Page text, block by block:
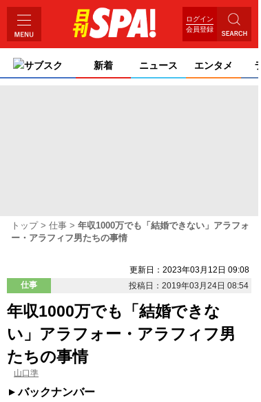
ログイン
会員登録
サブスク 新着 ニュース エンタメ
トップ 仕事
年収1000万でも「結婚できない」アラフォ
ー・アラフィフ男たちの事情
更新日：2023年03月12日 09:08
仕事
投稿日：2019年03月24日 08:54
年収1000万でも「結婚できな
い」アラフォー・アラフィフ男
たちの事情
山口準
バックナンバー